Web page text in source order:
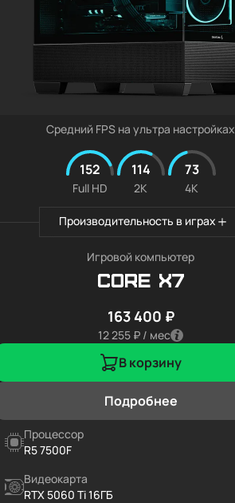
Средний FPS на ультра настройках
152
Full HD
114
2K
73
4K
Производительность в играх
Игровой компьютер
Core X7
163 400 ₽
12 255 ₽ / мес
В корзину
Подробнее
Процессор
R5 7500F
Видеокарта
RTX 5060 Ti 16ГБ